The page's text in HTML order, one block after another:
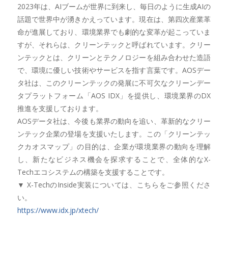
2023年は、AIブームが世界に到来し、毎日のように生成AIの
話題で世界中が湧きかえっています。現在は、第四次産業革
命が進展しており、環境業界でも劇的な変革が起こっていま
すが、それらは、クリーンテックと呼ばれています。クリー
ンテックとは、クリーンとテクノロジーを組み合わせた造語
で、環境に優しい技術やサービスを指す言葉です。AOSデー
タ社は、このクリーンテックの発展に不可欠なクリーンデー
タプラットフォーム「AOS IDX」を提供し、環境業界のDX
推進を支援しております。
AOSデータ社は、今後も業界の動向を追い、革新的なクリー
ンテック企業の登場を支援いたします。この「クリーンテッ
クカオスマップ」の目的は、企業が環境業界の動向を理解
し、新たなビジネス機会を探求することで、全体的なX-
Techエコシステムの構築を支援することです。
▼ X-TechのInside実装については、こちらをご参照くださ
い。
https://www.idx.jp/xtech/